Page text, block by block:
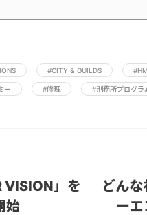
#CITY & GUILDS
ー #修理 #刑務所プログラ
VISION」を
始
どん
ー